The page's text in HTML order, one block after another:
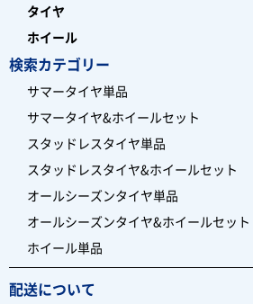
タイヤ
ホイール
検索カテゴリー
サマータイヤ単品
サマータイヤ&ホイールセット
スタッドレスタイヤ単品
スタッドレスタイヤ&ホイールセット
オールシーズンタイヤ単品
オールシーズンタイヤ&ホイールセット
ホイール単品
配送について